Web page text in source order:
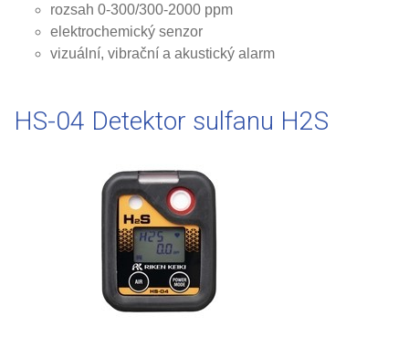
rozsah 0-300/300-2000 ppm
elektrochemický senzor
vizuální, vibrační a akustický alarm
HS-04 Detektor sulfanu H2S